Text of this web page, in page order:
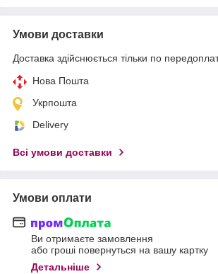
Умови доставки
Доставка здійснюється тільки по
Нова Пошта
Укрпошта
Delivery
Всі умови доставки
Умови оплати
Ви отримаєте замовлення
або гроші повернуться на вашу картку
Детальніше